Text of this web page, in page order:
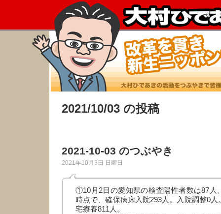
2021/10/03 の投稿
2021-10-03 のつぶやき
2021年10月3日 日曜日
①10月2日の愛知県の検査陽性者数は87人
時点で、確保病床入院293人。入院調整0
宅療養811人。